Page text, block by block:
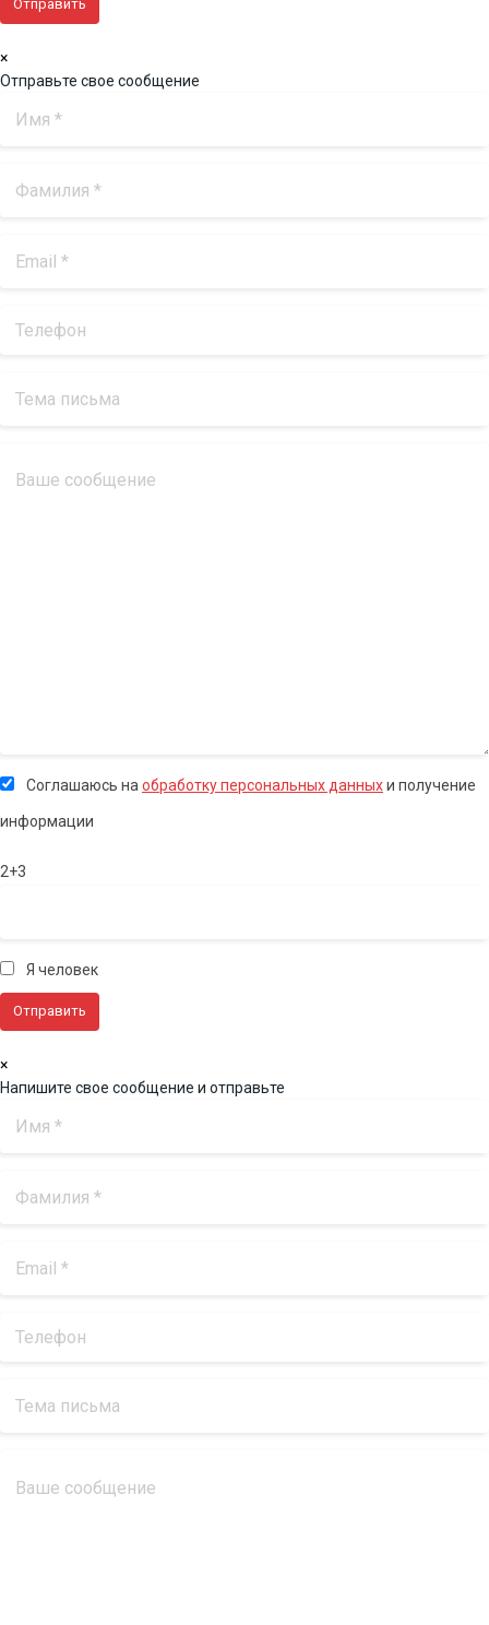
×
Отправьте свое сообщение
Соглашаюсь на обработку персональных данныхи получение
информации
2+3
Я человек
×
Напишите свое сообщение и отправьте